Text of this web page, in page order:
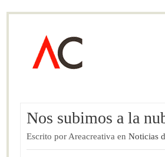
Nos subimos a la
Escrito por Areacreativa en Noticias